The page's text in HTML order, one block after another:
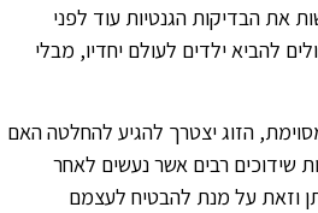
את הבדיקות הגנטיות עוד לפני
להביא ילדים לעולם יחדיו, מבלי
הזוג יצטרך להגיע להחלטה האם
שידוכים רבים אשר נעשים לאחר
וזאת על מנת להבטיח לעצמם